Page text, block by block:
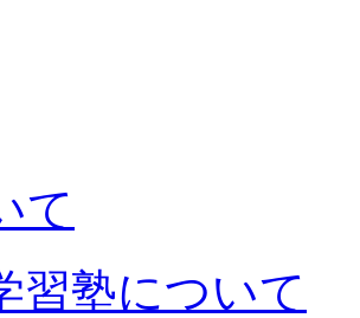
て
習塾について